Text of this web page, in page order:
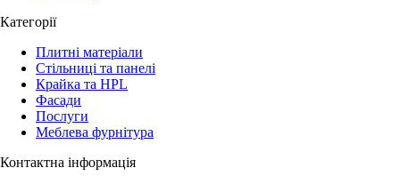
Категорії
Плитні матеріали
Стільниці та панелі
Крайка та HPL
Фасади
Послуги
Меблева фурнітура
Контактна інформація